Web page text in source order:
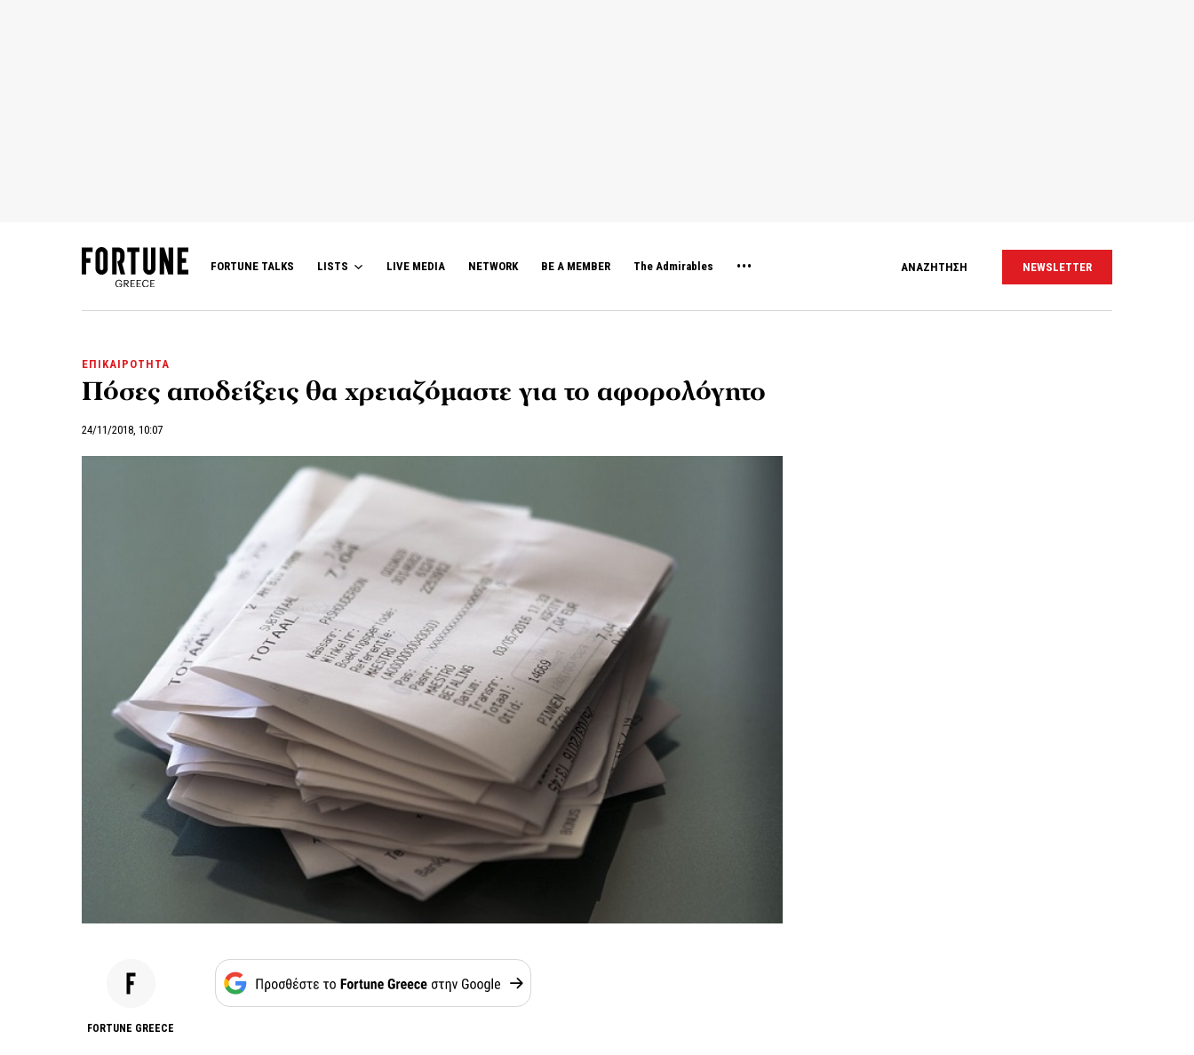
FORTUNE TALKS LISTS LIVE MEDIA NETWORK BE A MEMBER The Admirables ΑΝΑΖΗΤΗΣΗ NEWSLETTER
ΕΠΙΚΑΙΡΟΤΗΤΑ
Πόσες αποδείξεις θα χρειαζόμαστε για το αφορολόγητο
24/11/2018, 10:07
FORTUNE GREECE